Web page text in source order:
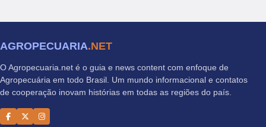
AGROPECUARIA.NET
O Agropecuaria.net é o guia e news content com enfoque de
Agropecuária em todo Brasil. Um mundo informacional e contatos
de cooperação inovam histórias em todas as regiões do país.